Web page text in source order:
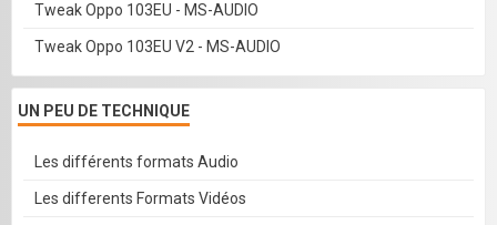
Tweak Oppo 103EU - MS-AUDIO
Tweak Oppo 103EU V2 - MS-AUDIO
UN PEU DE TECHNIQUE
Les différents formats Audio
Les differents Formats Vidéos